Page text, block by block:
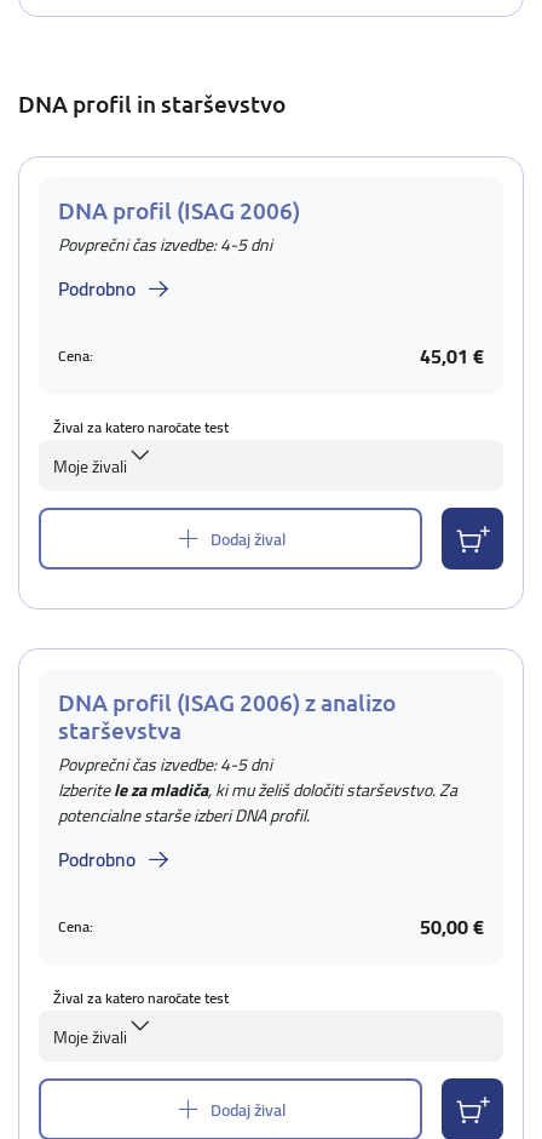
DNA profil in starševstvo
DNA profil (ISAG 2006)
Povprečni čas izvedbe: 4-5 dni
Podrobno
Cena: 45,01 €
Žival za katero naročate test
Moje živali
Dodaj žival
DNA profil (ISAG 2006) z analizo
starševstva
Povprečni čas izvedbe: 4-5 dni
Izberitele za mladiča, ki mu želiš določiti starševstvo. Za
potencialne starše izberi DNA profil.
Podrobno
Cena: 50,00 €
Žival za katero naročate test
Moje živali
Dodaj žival